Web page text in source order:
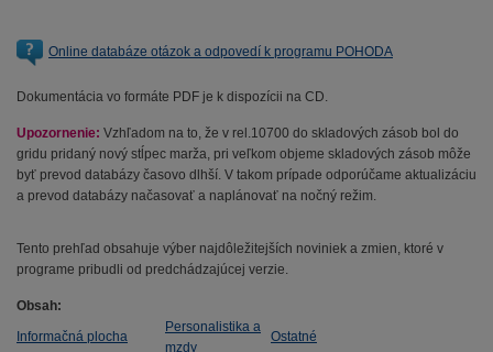
Online databáze otázok a odpovedí k programu POHODA
Dokumentácia vo formáte PDF je k dispozícii na CD.
Upozornenie: Vzhľadom na to, že v rel.10700 do skladových zásob bol do
gridu pridaný nový stĺpec marža, pri veľkom objeme skladových zásob môže
byť prevod databázy časovo dlhší. V takom prípade odporúčame aktualizáciu
a prevod databázy načasovať a naplánovať na nočný režim.
Tento prehľad obsahuje výber najdôležitejších noviniek a zmien, ktoré v
programe pribudli od predchádzajúcej verzie.
Obsah:
Informačná plocha
Personalistika a
mzdy
Ostatné